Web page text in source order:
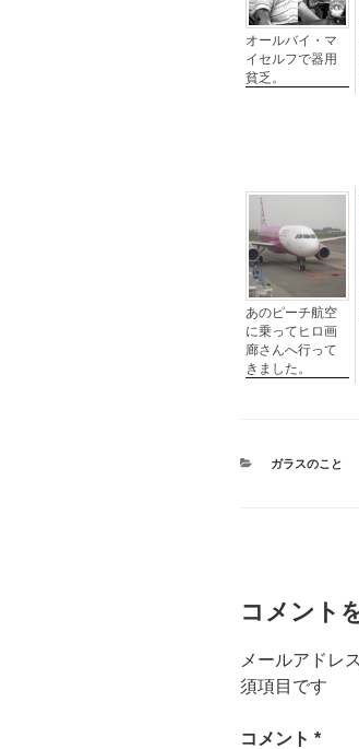
オールバイ・マ
イセルフで器用
貧乏。
あのピーチ航空
に乗ってヒロ画
廊さんへ行って
きました。
カ
ガラスのこと
コメント
メールアドレ
須項目です
コメント *